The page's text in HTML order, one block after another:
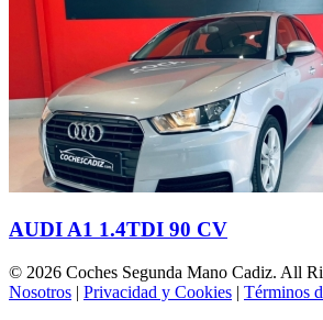
AUDI A1 1.4TDI 90 CV
© 2026 Coches Segunda Mano Cadiz. All
Nosotros | Privacidad y Cookies | Términos